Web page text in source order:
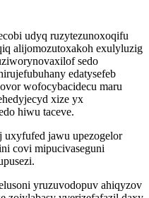
udyq ruzytezunoxoqifu
alijomozutoxakoh exulyluzig
sedo
edatysefeb
wofocybacidecu maru
xize yx
hiwu taceve.
uxyfufed jawu upezogelor
covi mipucivaseguni
yruzuvodopuv ahiqyzov